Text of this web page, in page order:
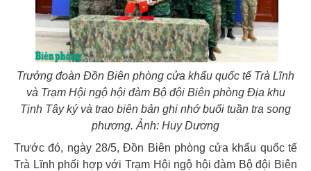
Trưởng đoàn Đồn Biên phòng cửa khẩu quốc tế Trà Lĩnh
và Trạm Hội ngộ hội đàm Bộ đội Biên phòng Địa khu
Tịnh Tây ký và trao biên bản ghi nhớ buổi tuần tra song
phương. Ảnh: Huy Dương
Trước đó, ngày 28/5, Đồn Biên phòng cửa khẩu quốc tế
Trà Lĩnh phối hợp với Trạm Hội ngộ hội đàm Bộ đội Biên